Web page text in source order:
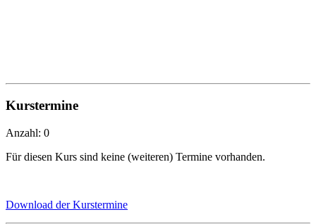
Kurstermine
Anzahl: 0
Für diesen Kurs sind keine (weiteren) Termine vorhanden.
Download der Kurstermine